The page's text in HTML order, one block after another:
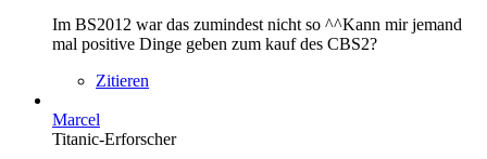
Im BS2012 war das zumindest nicht so ^^Kann mir jemand
mal positive Dinge geben zum kauf des CBS2?
Zitieren
Marcel
Titanic-Erforscher